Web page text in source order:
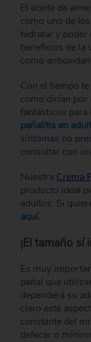
El aceite de
como uno de
hidratar y poder
beneficios de la
como
Con el tiempo
como dirían por
fantásticos para
pañalitis en
síntomas no
consultar con
Nuestra Crema
producto ideal
adultos. Si
aquí.
¡El tamaño sí
Es muy
pañal que
dependerá su
claro este
constante del
defecar o